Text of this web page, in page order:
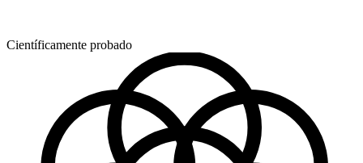
Científicamente probado